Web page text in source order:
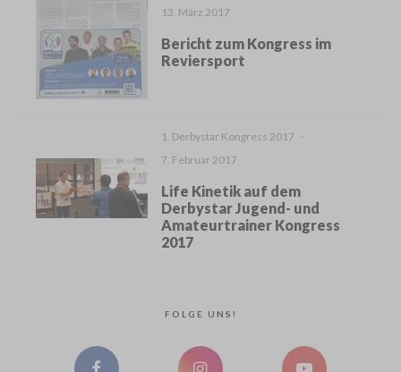
13. März 2017
Bericht zum Kongress im
Reviersport
1. Derbystar Kongress 2017 ·
7. Februar 2017
Life Kinetik auf dem
Derbystar Jugend- und
Amateurtrainer Kongress
2017
FOLGE UNS!